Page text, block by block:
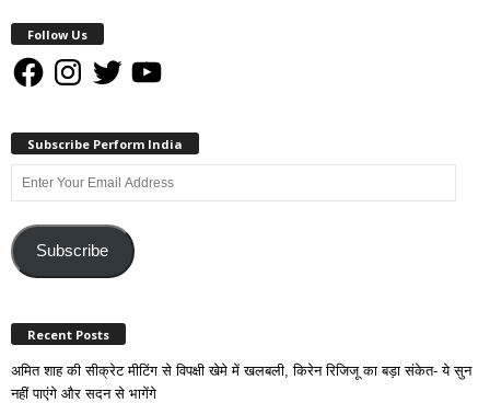
Follow Us
FacebookInstagram
Twitter YouTube
Subscribe Perform India
Enter
Your
Email
AddressSubscribe
Recent Posts
अमित शाह की सीक्रेट मीटिंग से विपक्षी खेमे में खलबली, किरेन रिजिजू का बड़ा संकेत- ये सुन
नहीं पाएंगे और सदन से भागेंगे